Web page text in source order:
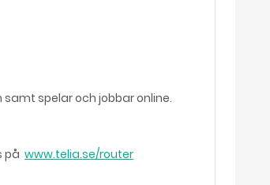
spelar och jobbar online.
på www.telia.se/router